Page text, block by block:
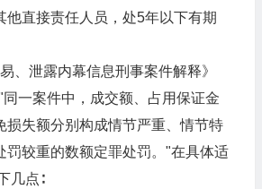
他直接责任人员，处5年以下有期
泄露内幕信息刑事案件解释》
一案件中，成交额、占用保证金
损失额分别构成情节严重、情节特
罚较重的数额定罪处罚。"在具体适
几点∶